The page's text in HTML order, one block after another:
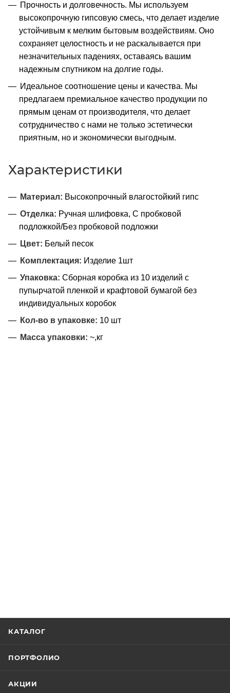
Прочность и долговечность. Мы используем
высокопрочную гипсовую смесь, что делает изделие
устойчивым к мелким бытовым воздействиям. Оно
сохраняет целостность и не раскалывается при
незначительных падениях, оставаясь вашим
надежным спутником на долгие годы.
Идеальное соотношение цены и качества. Мы
предлагаем премиальное качество продукции по
прямым ценам от производителя, что делает
сотрудничество с нами не только эстетически
приятным, но и экономически выгодным.
Характеристики
Материал: Высокопрочный влагостойкий гипс
Отделка: Ручная шлифовка, С пробковой
подложкой/Без пробковой подложки
Цвет: Белый песок
Комплектация: Изделие 1шт
Упаковка: Сборная коробка из 10 изделий с
пупырчатой пленкой и крафтовой бумагой без
индивидуальных коробок
Кол-во в упаковке: 10 шт
Масса упаковки: ~,кг
КАТАЛОГ
ПОРТФОЛИО
АКЦИИ